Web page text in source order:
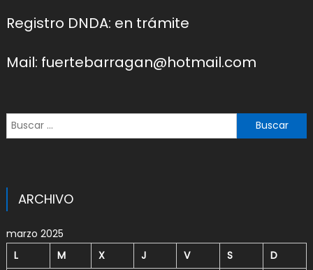
Registro DNDA: en trámite
Mail: fuertebarragan@hotmail.com
Buscar:
ARCHIVO
marzo 2025
L
M X J V S D